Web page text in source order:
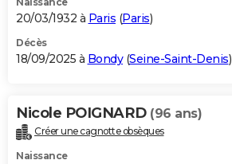
20/03/1932 à Paris (Paris)
Décès
18/09/2025 à Bondy(Seine-Saint-Denis)
Nicole POIGNARD (96 ans)
Créer une cagnotte obsèques
Naissance